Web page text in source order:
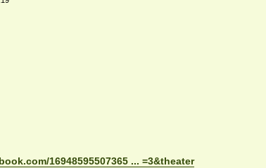
16948595507365 ... =3&theater